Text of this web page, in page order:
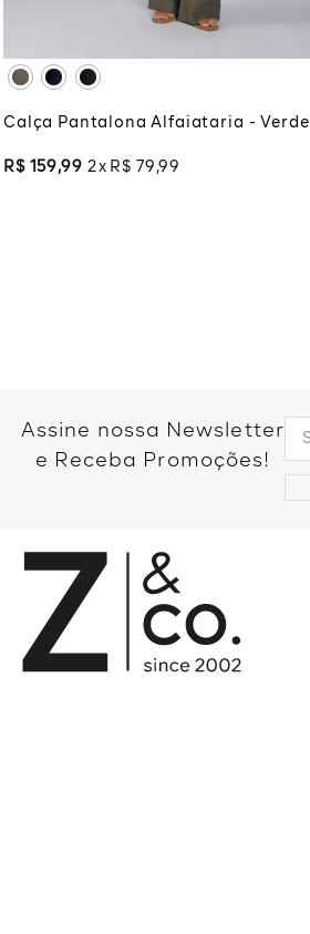
ADICIONAR À SACOLA
Calça Pantalona Alfaiataria - Verde
R$ 159,99 2 R$ 79 ,99
Assine nossa Newsletter
e Receba Promoções!